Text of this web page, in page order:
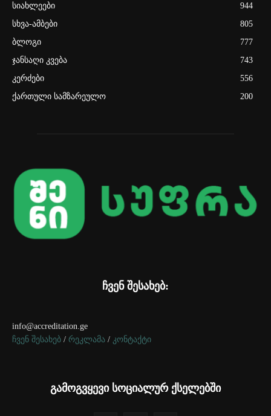
სიახლეები
944
სხვა-ამბები
805
ბლოგი
777
ჯანსაღი კვება
743
კერძები
556
ქართული სამზარეულო
200
ჩვენ შესახებ:
info@accreditation.ge
ჩვენ შესახებ / რეკლამა / კონტაქტი
გამოგვყევი სოციალურ ქსელებში